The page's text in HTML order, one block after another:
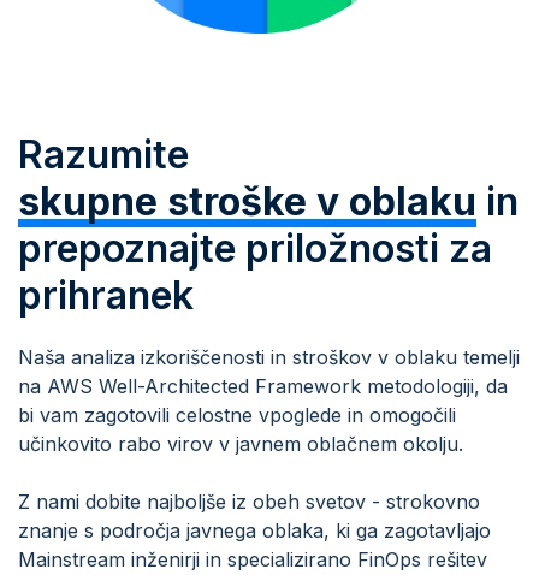
Razumite
skupne stroške v oblaku in
prepoznajte priložnosti za
prihranek
Naša analiza izkoriščenosti in stroškov v oblaku temelji
na AWS Well-Architected Framework metodologiji, da
bi vam zagotovili celostne vpoglede in omogočili
učinkovito rabo virov v javnem oblačnem okolju.
Z nami dobite najboljše iz obeh svetov - strokovno
znanje s področja javnega oblaka, ki ga zagotavljajo
Mainstream inženirji in specializirano FinOps rešitev